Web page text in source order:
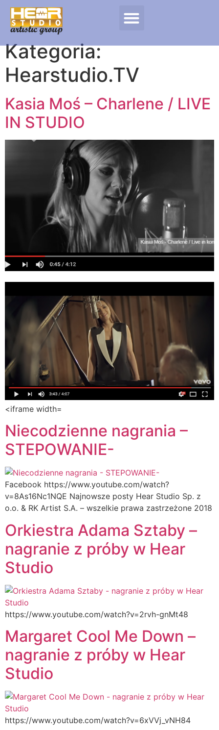
Kategoria:
Hearstudio.TV
Kasia Moś – Charlene / LIVE
IN STUDIO
<iframe width=
Niecodzienne nagrania –
STEPOWANIE-
Facebook https://www.youtube.com/watch?
v=8As16Nc1NQE Najnowsze posty Hear Studio Sp. z
o.o. & RK Artist S.A. – wszelkie prawa zastrzeżone 2018
Orkiestra Adama Sztaby –
nagranie z próby w Hear
Studio
https://www.youtube.com/watch?v=2rvh-gnMt48
Margaret Cool Me Down –
nagranie z próby w Hear
Studio
https://www.youtube.com/watch?v=6xVVj_vNH84